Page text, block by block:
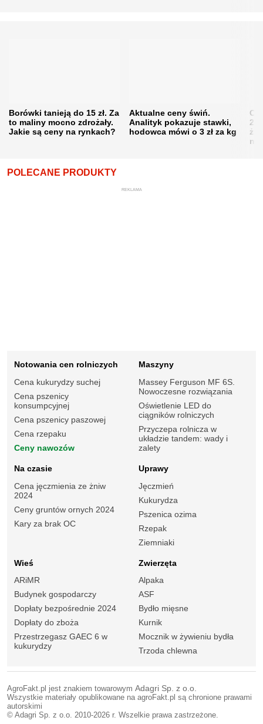
Borówki tanieją do 15 zł. Za
to maliny mocno zdrożały.
Jakie są ceny na rynkach?
Aktualne ceny świń.
Analityk pokazuje stawki,
hodowca mówi o 3 zł za kg
POLECANE PRODUKTY
REKLAMA
Notowania cen rolniczych
Cena kukurydzy suchej
Cena pszenicy
konsumpcyjnej
Cena pszenicy paszowej
Cena rzepaku
Ceny nawozów
Maszyny
Massey Ferguson MF 6S.
Nowoczesne rozwiązania
Oświetlenie LED do
ciągników rolniczych
Przyczepa rolnicza w
układzie tandem: wady i
zalety
Na czasie
Cena jęczmienia ze żniw
2024
Ceny gruntów ornych 2024
Kary za brak OC
Uprawy
Jęczmień
Kukurydza
Pszenica ozima
Rzepak
Ziemniaki
Wieś
ARiMR
Budynek gospodarczy
Dopłaty bezpośrednie 2024
Dopłaty do zboża
Przestrzegasz GAEC 6 w
kukurydzy
Zwierzęta
Alpaka
ASF
Bydło mięsne
Kurnik
Mocznik w żywieniu bydła
Trzoda chlewna
AgroFakt.pl jest znakiem towarowym Adagri Sp. z o.o.
Wszystkie materiały opublikowane na agroFakt.pl są chronione prawami
autorskimi
© Adagri Sp. z o.o. 2010-2026 r. Wszelkie prawa zastrzeżone.